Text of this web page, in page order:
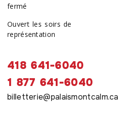
fermé
Ouvert les soirs de
représentation
418 641-6040
1 877 641-6040
billetterie@palaismontcalm.ca